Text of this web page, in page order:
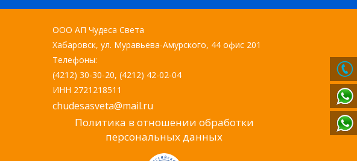
ООО АП Чудеса Света
Хабаровск, ул. Муравьева-Амурского, 44 офис 201
Телефоны:
(4212) 30-30-20, (4212) 42-02-04
ИНН 2721218511
chudesasveta@mail.ru
Политика в отношении обработки
персональных данных